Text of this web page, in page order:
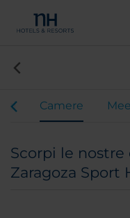
Camere
Scorpi le nostre
Zaragoza Sport